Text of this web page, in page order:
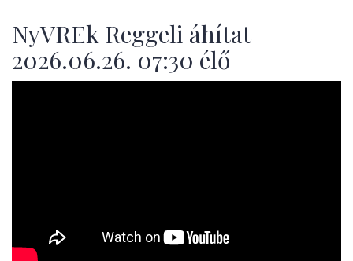
NyVREk Reggeli áhítat
2026.06.26. 07:30 élő